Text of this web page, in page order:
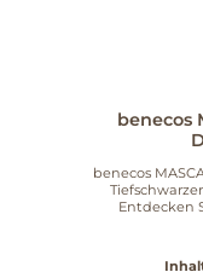
benecos
benecos
Entdecken
Schwung.
dichte,